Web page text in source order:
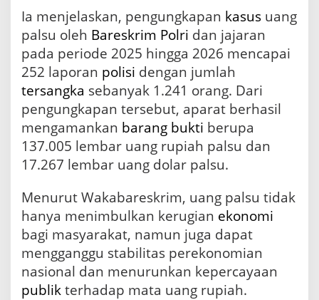
u
a
t
S
i
n
g
i
J
a
a
e
d
a
l
a
Ia menjelaskan, pengungkapan kasus uang
palsu oleh Bareskrim Polri dan jajaran
pada periode 2025 hingga 2026 mencapai
252 laporan polisi dengan jumlah
tersangka sebanyak 1.241 orang. Dari
pengungkapan tersebut, aparat berhasil
mengamankan barang bukti berupa
137.005 lembar uang rupiah palsu dan
17.267 lembar uang dolar palsu.
Menurut Wakabareskrim, uang palsu tidak
hanya menimbulkan kerugian ekonomi
bagi masyarakat, namun juga dapat
mengganggu stabilitas perekonomian
nasional dan menurunkan kepercayaan
publikterhadap mata uang rupiah.